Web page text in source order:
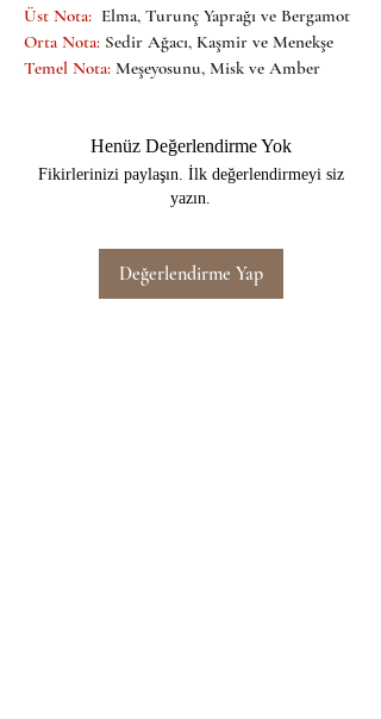
Üst Nota: Elma, Turunç Yaprağı ve Bergamot
Orta Nota: Sedir Ağacı, Kaşmir ve Menekşe
Temel Nota: Meşeyosunu, Misk ve Amber
Henüz Değerlendirme Yok
Fikirlerinizi paylaşın. İlk değerlendirmeyi siz
yazın.
Değerlendirme Yap